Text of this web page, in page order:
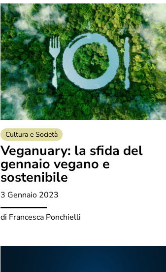
Cultura e Società
Veganuary: la sfida del
gennaio vegano e
sostenibile
3 Gennaio 2023
di Francesca Ponchielli